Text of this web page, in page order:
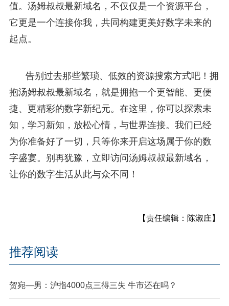
值。汤姆叔叔最新域名，不仅仅是一个资源平台，
它更是一个连接你我，共同构建更美好数字未来的
起点。
告别过去那些繁琐、低效的资源搜索方式吧！拥
抱汤姆叔叔最新域名，就是拥抱一个更智能、更便
捷、更精彩的数字新纪元。在这里，你可以探索未
知，学习新知，放松心情，与世界连接。我们已经
为你准备好了一切，只等你来开启这场属于你的数
字盛宴。别再犹豫，立即访问汤姆叔叔最新域名，
让你的数字生活从此与众不同！
【责任编辑：陈淑庄】
推荐阅读
贺宛—男：沪指4000点三得三失 牛市还在吗？